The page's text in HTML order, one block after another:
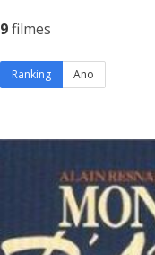
9filmes
Ranking Ano